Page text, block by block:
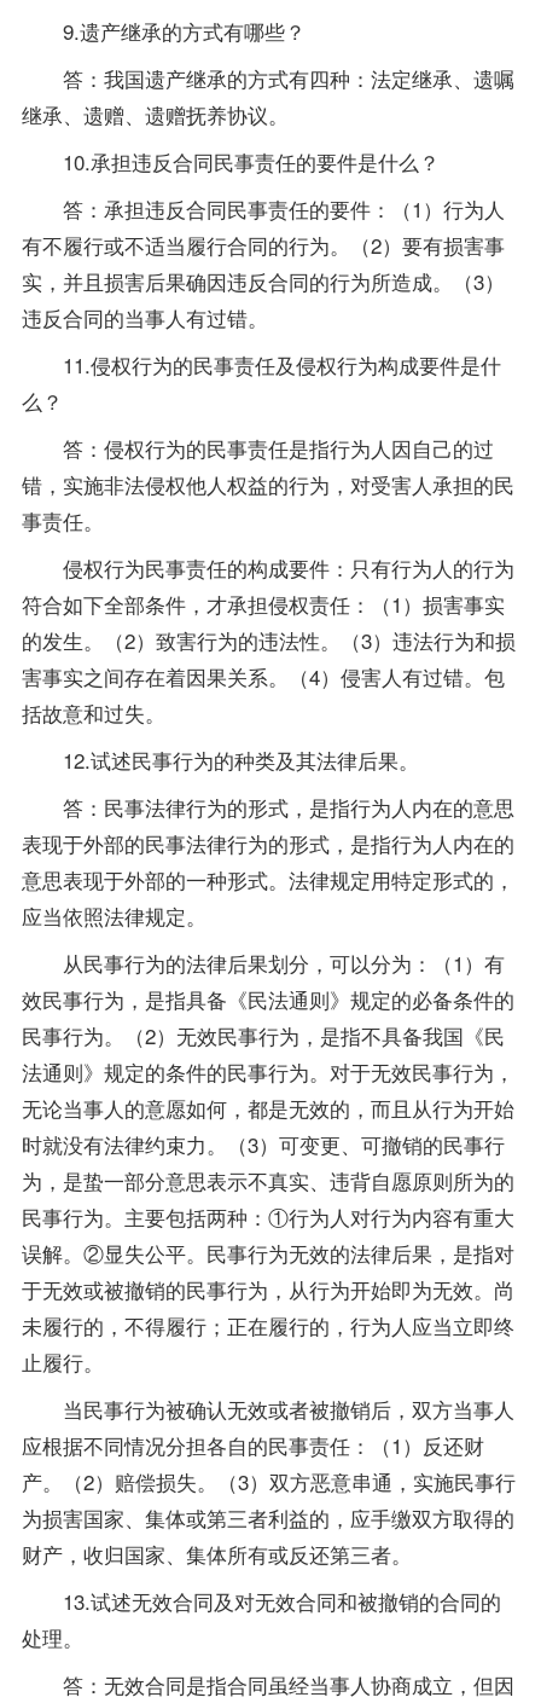
9.遗产继承的方式有哪些？
答：我国遗产继承的方式有四种：法定继承、遗嘱
继承、遗赠、遗赠抚养协议。
10.承担违反合同民事责任的要件是什么？
答：承担违反合同民事责任的要件：（1）行为人
有不履行或不适当履行合同的行为。（2）要有损害事
实，并且损害后果确因违反合同的行为所造成。（3）
违反合同的当事人有过错。
11.侵权行为的民事责任及侵权行为构成要件是什
么？
答：侵权行为的民事责任是指行为人因自己的过
错，实施非法侵权他人权益的行为，对受害人承担的民
事责任。
侵权行为民事责任的构成要件：只有行为人的行为
符合如下全部条件，才承担侵权责任：（1）损害事实
的发生。（2）致害行为的违法性。（3）违法行为和损
害事实之间存在着因果关系。（4）侵害人有过错。包
括故意和过失。
12.试述民事行为的种类及其法律后果。
答：民事法律行为的形式，是指行为人内在的意思
表现于外部的民事法律行为的形式，是指行为人内在的
意思表现于外部的一种形式。法律规定用特定形式的，
应当依照法律规定。
从民事行为的法律后果划分，可以分为：（1）有
效民事行为，是指具备《民法通则》规定的必备条件的
民事行为。（2）无效民事行为，是指不具备我国《民
法通则》规定的条件的民事行为。对于无效民事行为，
无论当事人的意愿如何，都是无效的，而且从行为开始
时就没有法律约束力。（3）可变更、可撤销的民事行
为，是蛰一部分意思表示不真实、违背自愿原则所为的
民事行为。主要包括两种：①行为人对行为内容有重大
误解。②显失公平。民事行为无效的法律后果，是指对
于无效或被撤销的民事行为，从行为开始即为无效。尚
未履行的，不得履行；正在履行的，行为人应当立即终
止履行。
当民事行为被确认无效或者被撤销后，双方当事人
应根据不同情况分担各自的民事责任：（1）反还财
产。（2）赔偿损失。（3）双方恶意串通，实施民事行
为损害国家、集体或第三者利益的，应手缴双方取得的
财产，收归国家、集体所有或反还第三者。
13.试述无效合同及对无效合同和被撤销的合同的
处理。
答：无效合同是指合同虽经当事人协商成立，但因